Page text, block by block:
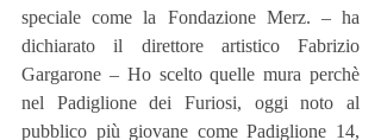
speciale come la Fondazione Merz. – ha
dichiarato il direttore artistico Fabrizio
Gargarone – Ho scelto quelle mura perchè
nel Padiglione dei Furiosi, oggi noto al
pubblico più giovane come Padiglione 14,